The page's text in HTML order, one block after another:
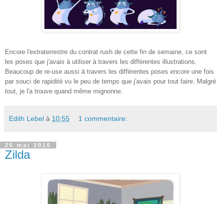
Encore l'extraterrestre du contrat rush de cette fin de semaine, ce sont
les poses que j'avais à utiliser à travers les différentes illustrations.
Beaucoup de re-use aussi à travers les différentes poses encore une fois
par souci de rapidité vu le peu de temps que j'avais pour tout faire. Malgré
tout, je l'a trouve quand même mignonne.
Edith Lebel à 10:55 1 commentaire:
25 mai 2010
Zilda